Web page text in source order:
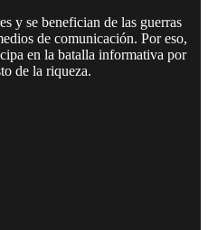
y se benefician de las guerras
de comunicación. Por eso,
en la batalla informativa por
de la riqueza.